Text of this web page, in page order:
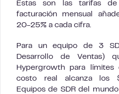
Estas son las tarifas de
facturación mensual
20-25% a cada cifra.
Para un equipo de 3
Desarrollo de Ventas)
Hypergrowth para límites
costo real alcanza los
Equipos de SDR del